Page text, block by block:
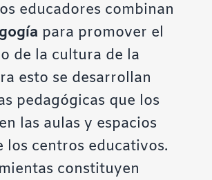
educadores combinan
para promover el
de la cultura de la
esto se desarrollan
pedagógicas que los
las aulas y espacios
los centros educativos.
constituyen